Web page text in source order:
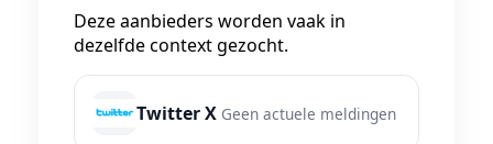
Deze aanbieders worden vaak in
dezelfde context gezocht.
Twitter X Geen actuele meldingen